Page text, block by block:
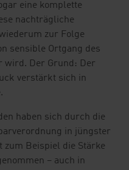
eine komplette
nachträgliche
zur Folge
sensible Ortgang des
wird. Der Grund: Der
verstärkt sich in
haben sich durch die
in jüngster
zum Beispiel die Stärke
– auch in